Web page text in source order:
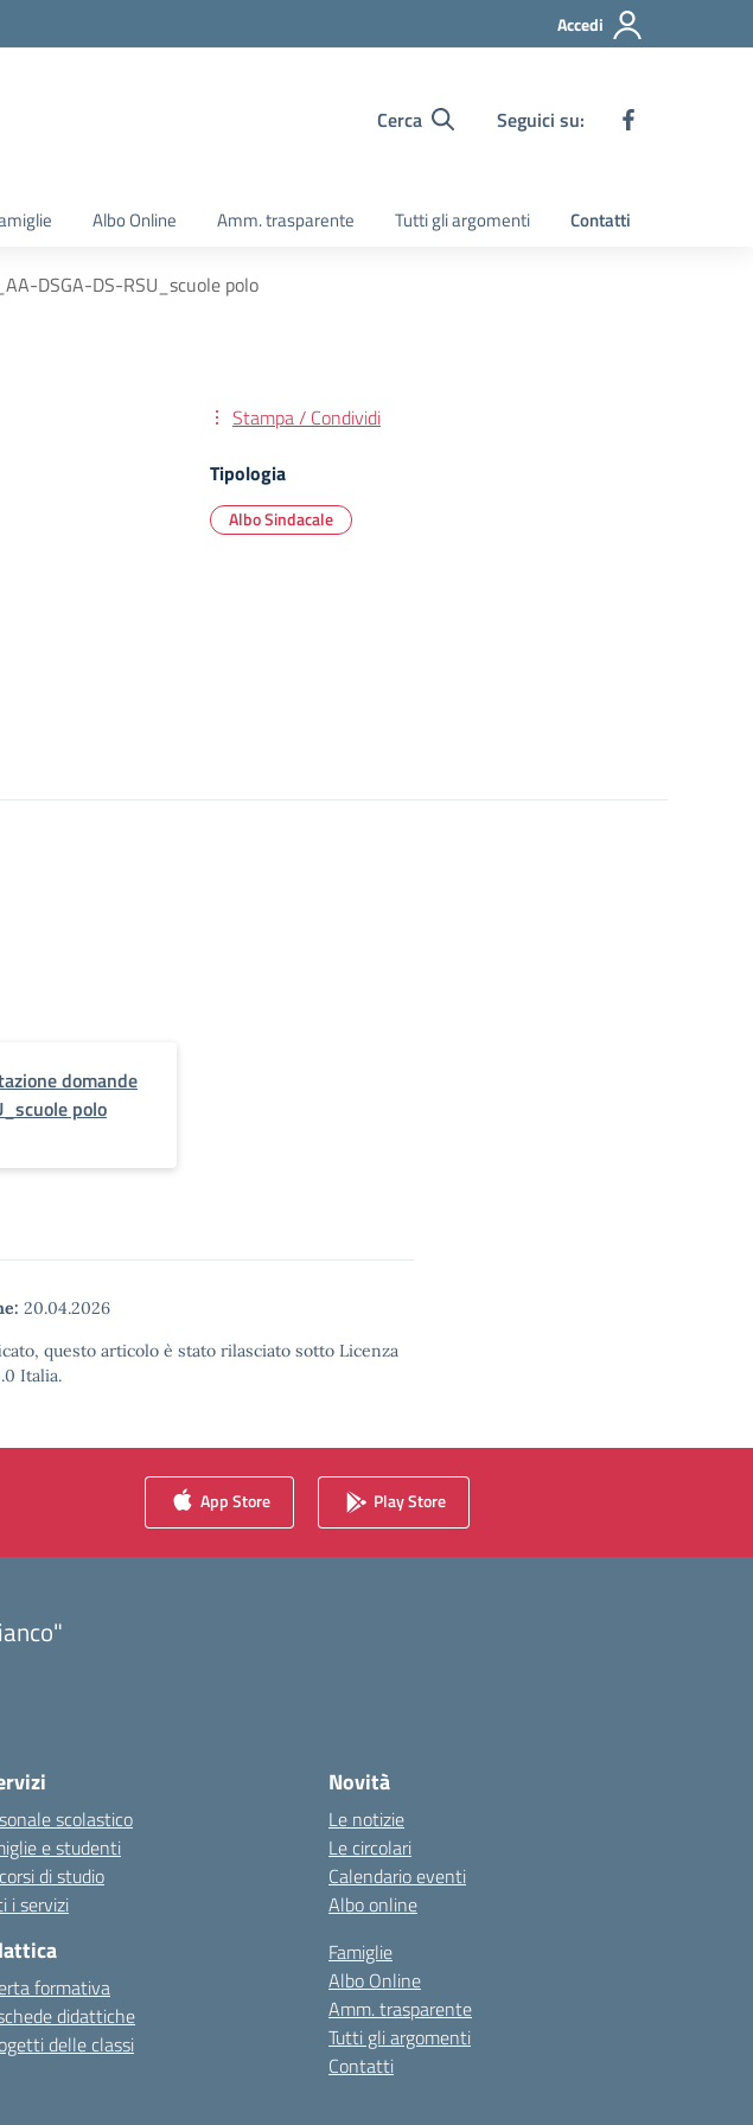
Accedi
Cerca Seguici su:
Albo Online Amm. trasparente Tutti gli argomenti Contatti
DSGA-DS-RSU_scuole polo
Stampa / Condividi
Tipologia
Albo Sindacale
domande
polo
20.04.2026
questo articolo è stato rilasciato sotto Licenza
Italia.
App Store Play Store
scolastico
e studenti
di studio
i servizi
formativa
didattiche
delle classi
Novità
Le notizie
Le circolari
Calendario eventi
Albo online
Famiglie
Albo Online
Amm. trasparente
Tutti gli argomenti
Contatti